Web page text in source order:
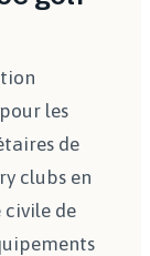
les
de
clubs en
civile de